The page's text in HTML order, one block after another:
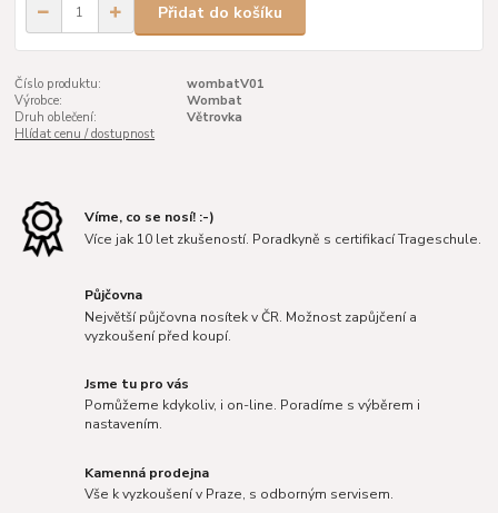
Přidat do košíku
Číslo produktu:
wombatV01
Výrobce:
Wombat
Druh oblečení:
Větrovka
Hlídat cenu / dostupnost
Víme, co se nosí! :-)
Více jak 10 let zkušeností. Poradkyně s certifikací Trageschule.
Půjčovna
Největší půjčovna nosítek v ČR. Možnost zapůjčení a
vyzkoušení před koupí.
Jsme tu pro vás
Pomůžeme kdykoliv, i on-line. Poradíme s výběrem i
nastavením.
Kamenná prodejna
Vše k vyzkoušení v Praze, s odborným servisem.